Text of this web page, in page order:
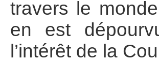
travers le
en est
l’intérêt de la